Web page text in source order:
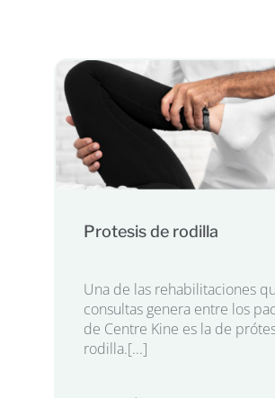
Protesis de rodilla
Una de las rehabilitaciones
consultas genera entre los
de Centre Kine es la de
rodilla.[...]